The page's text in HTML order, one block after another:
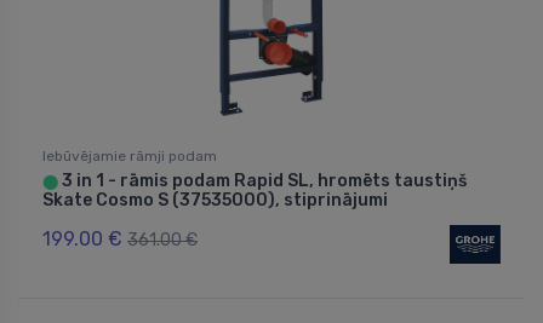
Iebūvējamie rāmji podam
⬤ 3 in 1 - rāmis podam Rapid SL, hromēts taustiņš
Skate Cosmo S (37535000), stiprinājumi
199.00 € 361.00 €